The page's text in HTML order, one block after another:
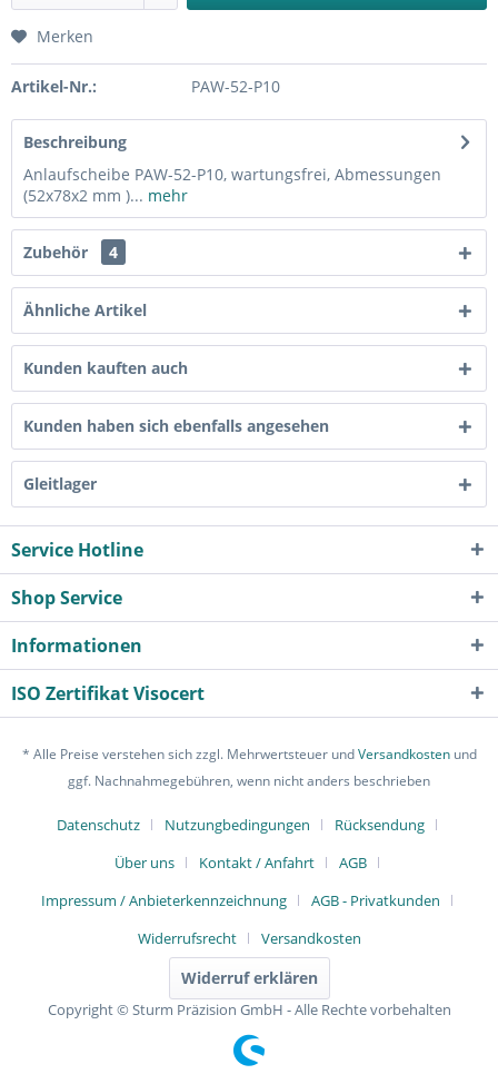
Merken
Artikel-Nr.: PAW-52-P10
Beschreibung
Anlaufscheibe PAW-52-P10, wartungsfrei, Abmessungen
(52x78x2 mm )... mehr
Zubehör 4
Ähnliche Artikel
Kunden kauften auch
Kunden haben sich ebenfalls angesehen
Gleitlager
Service Hotline
Shop Service
Informationen
ISO Zertifikat Visocert
* Alle Preise verstehen sich zzgl. Mehrwertsteuer undVersandkostenund
ggf. Nachnahmegebühren, wenn nicht anders beschrieben
Datenschutz Nutzungbedingungen
Rücksendung
Über uns
Kontakt / Anfahrt
AGB
Impressum / Anbieterkennzeichnung
AGB - Privatkunden
Widerrufsrecht
Versandkosten
Widerruf erklären
Copyright © Sturm Präzision GmbH - Alle Rechte vorbehalten